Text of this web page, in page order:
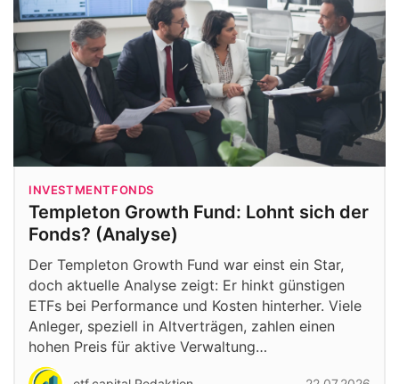
INVESTMENTFONDS
Templeton Growth Fund: Lohnt sich der
Fonds? (Analyse)
Der Templeton Growth Fund war einst ein Star,
doch aktuelle Analyse zeigt: Er hinkt günstigen
ETFs bei Performance und Kosten hinterher. Viele
Anleger, speziell in Altverträgen, zahlen einen
hohen Preis für aktive Verwaltung…